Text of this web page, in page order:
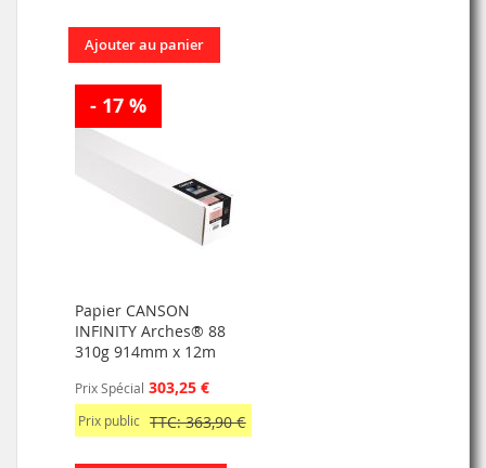
Ajouter au panier
- 17 %
Papier CANSON
INFINITY Arches® 88
310g 914mm x 12m
Prix Spécial 303,25 €
Prix public TTC: 363,90 €